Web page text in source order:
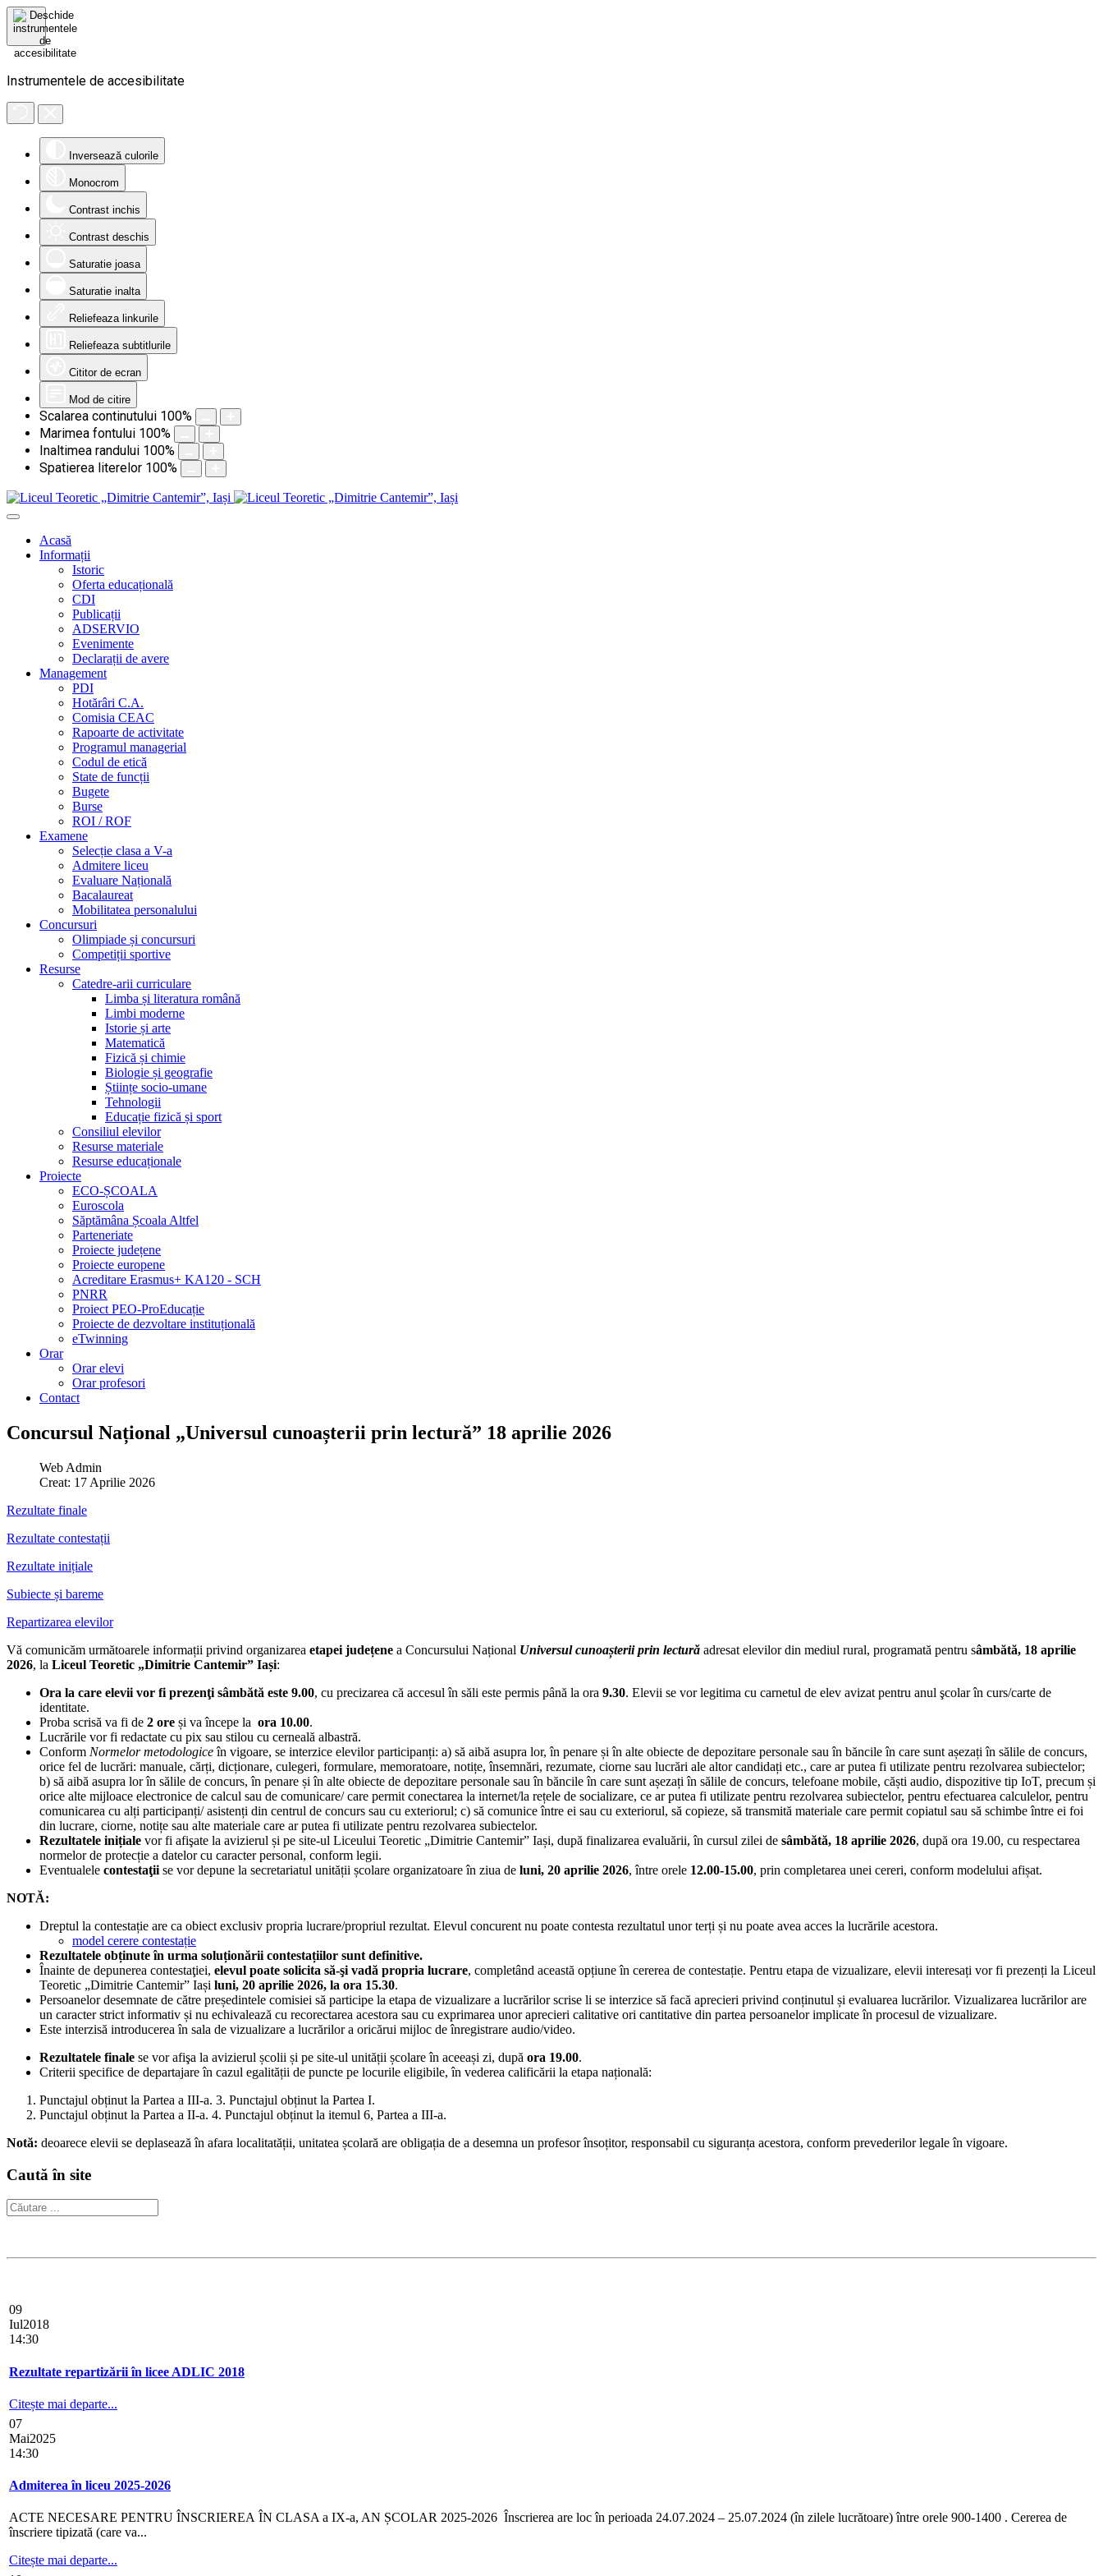
Instrumentele de accesibilitate
Inversează culorile
Monocrom
Contrast inchis
Contrast deschis
Saturatie joasa
Saturatie inalta
Reliefeaza linkurile
Reliefeaza subtitlurile
Cititor de ecran
Mod de citire
Scalarea continutului 100%
Marimea fontului 100%
Inaltimea randului 100%
Spatierea literelor 100%
Acasă
Informații
Istoric
Oferta educațională
CDI
Publicații
ADSERVIO
Evenimente
Declarații de avere
Management
PDI
Hotărâri C.A.
Comisia CEAC
Rapoarte de activitate
Programul managerial
Codul de etică
State de funcții
Bugete
Burse
ROI / ROF
Examene
Selecție clasa a V-a
Admitere liceu
Evaluare Națională
Bacalaureat
Mobilitatea personalului
Concursuri
Olimpiade și concursuri
Competiții sportive
Resurse
Catedre-arii curriculare
Limba și literatura română
Limbi moderne
Istorie și arte
Matematică
Fizică și chimie
Biologie și geografie
Științe socio-umane
Tehnologii
Educație fizică și sport
Consiliul elevilor
Resurse materiale
Resurse educaționale
Proiecte
ECO-ȘCOALA
Euroscola
Săptămâna Școala Altfel
Parteneriate
Proiecte județene
Proiecte europene
Acreditare Erasmus+ KA120 - SCH
PNRR
Proiect PEO-ProEducație
Proiecte de dezvoltare instituțională
eTwinning
Orar
Orar elevi
Orar profesori
Contact
Concursul Național „Universul cunoașterii prin lectură” 18 aprilie 2026
Web Admin
Creat: 17 Aprilie 2026
Rezultate finale
Rezultate contestații
Rezultate inițiale
Subiecte și bareme
Repartizarea elevilor
Vă comunicăm următoarele informații privind organizarea etapei județene a Concursului Național Universul cunoașterii prin lectură adresat elevilor din mediul rural, programată pentru sâmbătă, 18 aprilie
2026, la Liceul Teoretic „Dimitrie Cantemir” Iași:
Ora la care elevii vor fi prezenţi sâmbătă este 9.00, cu precizarea că accesul în săli este permis până la ora 9.30. Elevii se vor legitima cu carnetul de elev avizat pentru anul şcolar în curs/carte de
identitate.
Proba scrisă va fi de 2 ore și va începe la ora 10.00.
Lucrările vor fi redactate cu pix sau stilou cu cerneală albastră.
Conform Normelor metodologiceîn vigoare, se interzice elevilor participanți: a) să aibă asupra lor, în penare și în alte obiecte de depozitare personale sau în băncile în care sunt așezați în sălile de concurs,
orice fel de lucrări: manuale, cărți, dicționare, culegeri, formulare, memoratoare, notițe, însemnări, rezumate, ciorne sau lucrări ale altor candidați etc., care ar putea fi utilizate pentru rezolvarea subiectelor;
b) să aibă asupra lor în sălile de concurs, în penare și în alte obiecte de depozitare personale sau în băncile în care sunt așezați în sălile de concurs, telefoane mobile, căști audio, dispozitive tip IoT, precum și
orice alte mijloace electronice de calcul sau de comunicare/ care permit conectarea la internet/la rețele de socializare, ce ar putea fi utilizate pentru rezolvarea subiectelor, pentru efectuarea calculelor, pentru
comunicarea cu alți participanți/ asistenți din centrul de concurs sau cu exteriorul; c) să comunice între ei sau cu exteriorul, să copieze, să transmită materiale care permit copiatul sau să schimbe între ei foi
din lucrare, ciorne, notițe sau alte materiale care ar putea fi utilizate pentru rezolvarea subiectelor.
Rezultatele inițiale vor fi afişate la avizierul și pe site-ul Liceului Teoretic „Dimitrie Cantemir” Iași, după finalizarea evaluării, în cursul zilei de sâmbătă, 18 aprilie 2026, după ora 19.00, cu respectarea
normelor de protecție a datelor cu caracter personal, conform legii.
Eventualele contestaţii se vor depune la secretariatul unității școlare organizatoare în ziua de luni, 20 aprilie 2026, între orele 12.00-15.00, prin completarea unei cereri, conform modelului afișat.
NOTĂ:
Dreptul la contestație are ca obiect exclusiv propria lucrare/propriul rezultat. Elevul concurent nu poate contesta rezultatul unor terți și nu poate avea acces la lucrările acestora.
model cerere contestație
Rezultatele obținute în urma soluționării contestațiilor sunt definitive.
Înainte de depunerea contestaţiei, elevul poate solicita să-şi vadă propria lucrare, completând această opțiune în cererea de contestație. Pentru etapa de vizualizare, elevii interesați vor fi prezenți la Liceul
Teoretic „Dimitrie Cantemir” Iași luni, 20 aprilie 2026, la ora 15.30.
Persoanelor desemnate de către președintele comisiei să participe la etapa de vizualizare a lucrărilor scrise li se interzice să facă aprecieri privind conținutul și evaluarea lucrărilor. Vizualizarea lucrărilor are
un caracter strict informativ și nu echivalează cu recorectarea acestora sau cu exprimarea unor aprecieri calitative ori cantitative din partea persoanelor implicate în procesul de vizualizare.
Este interzisă introducerea în sala de vizualizare a lucrărilor a oricărui mijloc de înregistrare audio/video.
Rezultatele finale se vor afişa la avizierul școlii și pe site-ul unității școlare în aceeași zi, după ora 19.00.
Criterii specifice de departajare în cazul egalității de puncte pe locurile eligibile, în vederea calificării la etapa națională:
Punctajul obținut la Partea a III-a. 3. Punctajul obținut la Partea I.
Punctajul obținut la Partea a II-a. 4. Punctajul obținut la itemul 6, Partea a III-a.
Notă: deoarece elevii se deplasează în afara localitatății, unitatea școlară are obligația de a desemna un profesor însoțitor, responsabil cu siguranța acestora, conform prevederilor legale în vigoare.
Caută în site
09
Iul2018
14:30
Rezultate repartizării în licee ADLIC 2018
Citește mai departe...
07
Mai2025
14:30
Admiterea în liceu 2025-2026
ACTE NECESARE PENTRU ÎNSCRIEREA ÎN CLASA a IX-a, AN ȘCOLAR 2025-2026 Înscrierea are loc în perioada 24.07.2024 – 25.07.2024 (în zilele lucrătoare) între orele 900-1400 . Cererea de
înscriere tipizată (care va...
Citește mai departe...